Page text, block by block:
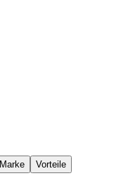
Marke Vorteile